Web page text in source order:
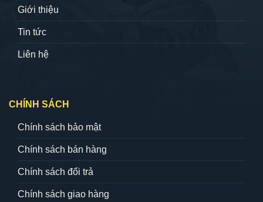
Giới thiệu
Tin tức
Liên hệ
CHÍNH SÁCH
Chính sách bảo mật
Chính sách bán hàng
Chính sách đổi trả
Chính sách giao hàng